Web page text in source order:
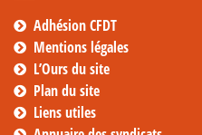
Adhésion CFDT
Mentions légales
L’Ours du site
Plan du site
Liens utiles